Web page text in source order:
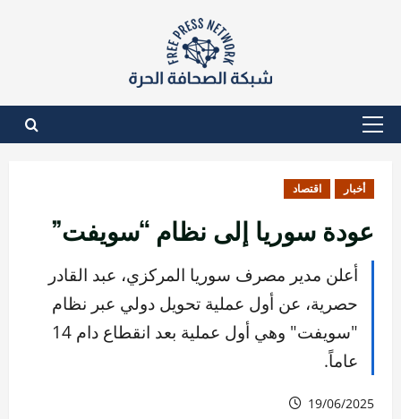
القائمة
أخبار اقتصاد
عودة سوريا إلى نظام “سويفت”
أعلن مدير مصرف سوريا المركزي، عبد القادر
حصرية، عن أول عملية تحويل دولي عبر نظام
"سويفت" وهي أول عملية بعد انقطاع دام 14
عاماً.
19/06/2025